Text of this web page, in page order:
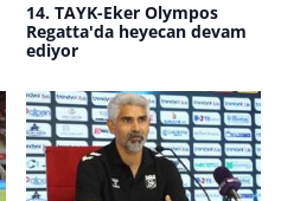
14. TAYK-Eker Olympos
Regatta'da heyecan devam
ediyor